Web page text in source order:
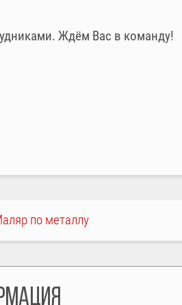
Ждём Вас в команду!
по металлу